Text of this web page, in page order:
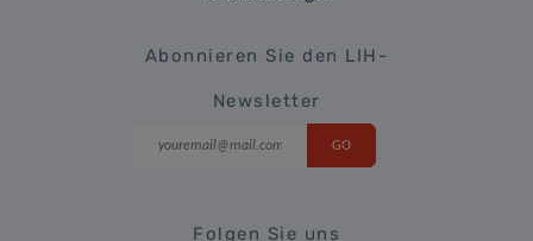
Abonnieren Sie den LIH-
Newsletter
Folgen Sie uns